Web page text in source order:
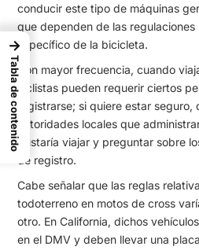
conducir este tipo de máquinas
que dependen de las regulaciones
específico de la bicicleta.
Con mayor frecuencia, cuando
ciclistas pueden requerir ciertos
registrarse; si quiere estar
autoridades locales que
gustaría viajar y preguntar sobre
de registro.
Cabe señalar que las reglas
todoterreno en motos de cross
otro. En California, dichos
en el DMV y deben llevar una
→
Tabla de contenido